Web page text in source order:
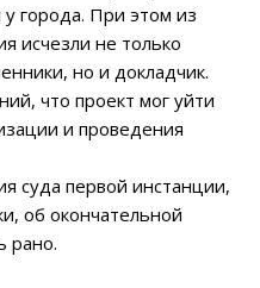
города. При этом из
исчезли не только
но и докладчик.
что проект мог уйти
и проведения
суда первой инстанции,
об окончательной
рано.